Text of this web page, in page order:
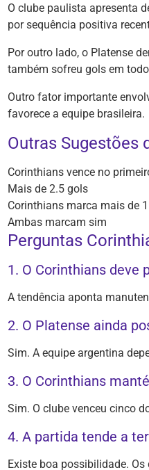
O clube paulista apresenta
por sequência positiva
Por outro lado, o Platense
também sofreu gols em
Outro fator importante
favorece a equipe brasileira.
Outras Sugestões
Corinthians vence no
Mais de 2.5 gols
Corinthians marca mais de
Ambas marcam sim
Perguntas
1. O Corinthians deve
A tendência aponta
2. O Platense ainda
Sim. A equipe argentina
3. O Corinthians
Sim. O clube venceu cinco
4. A partida tende a
Existe boa possibilidade.